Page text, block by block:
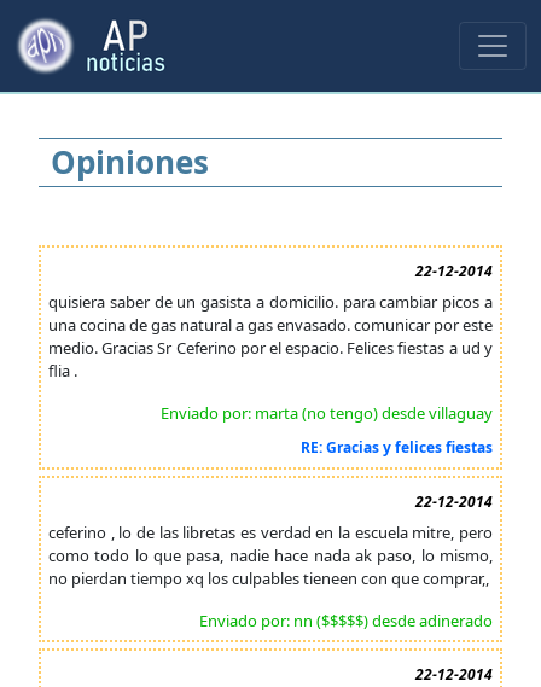
Opiniones
22-12-2014
quisiera saber de un gasista a domicilio. para cambiar picos a
una cocina de gas natural a gas envasado. comunicar por este
medio. Gracias Sr Ceferino por el espacio. Felices fiestas a ud y
flia .
Enviado por: marta (no tengo) desde villaguay
RE: Gracias y felices fiestas
22-12-2014
ceferino , lo de las libretas es verdad en la escuela mitre, pero
como todo lo que pasa, nadie hace nada ak paso, lo mismo,
no pierdan tiempo xq los culpables tieneen con que comprar,,
Enviado por: nn ($$$$$) desde adinerado
22-12-2014